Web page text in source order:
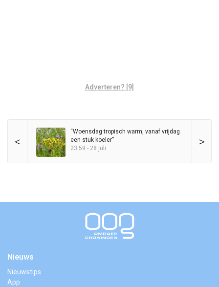
Adverteren? [9]
< >
“Woensdag tropisch warm, vanaf vrijdag
een stuk koeler”
23:59 - 28 juli
Nieuws
Nieuwstips
App